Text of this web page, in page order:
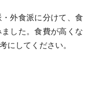
外食派に分けて、 食
した。食費が高くな
にしてください。